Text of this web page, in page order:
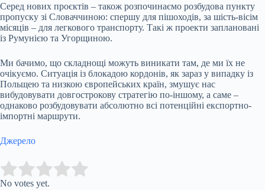
Серед нових проєктів – також розпочинаємо розбудова пункту
пропуску зі Словаччиною: спершу для пішоходів, за шість-вісім
місяців – для легкового транспорту. Такі ж проекти заплановані
із Румунією та Угорщиною.
Ми бачимо, що складнощі можуть виникати там, де ми їх не
очікуємо. Ситуація із блокадою кордонів, як зараз у випадку із
Польщею та низкою європейських країн, змушує нас
вибудовувати довгострокову стратегію по-іншому, а саме –
однаково розбудовувати абсолютно всі потенційні експортно-
імпортні маршрути.
Джерело
Rate this item:
No votes yet.